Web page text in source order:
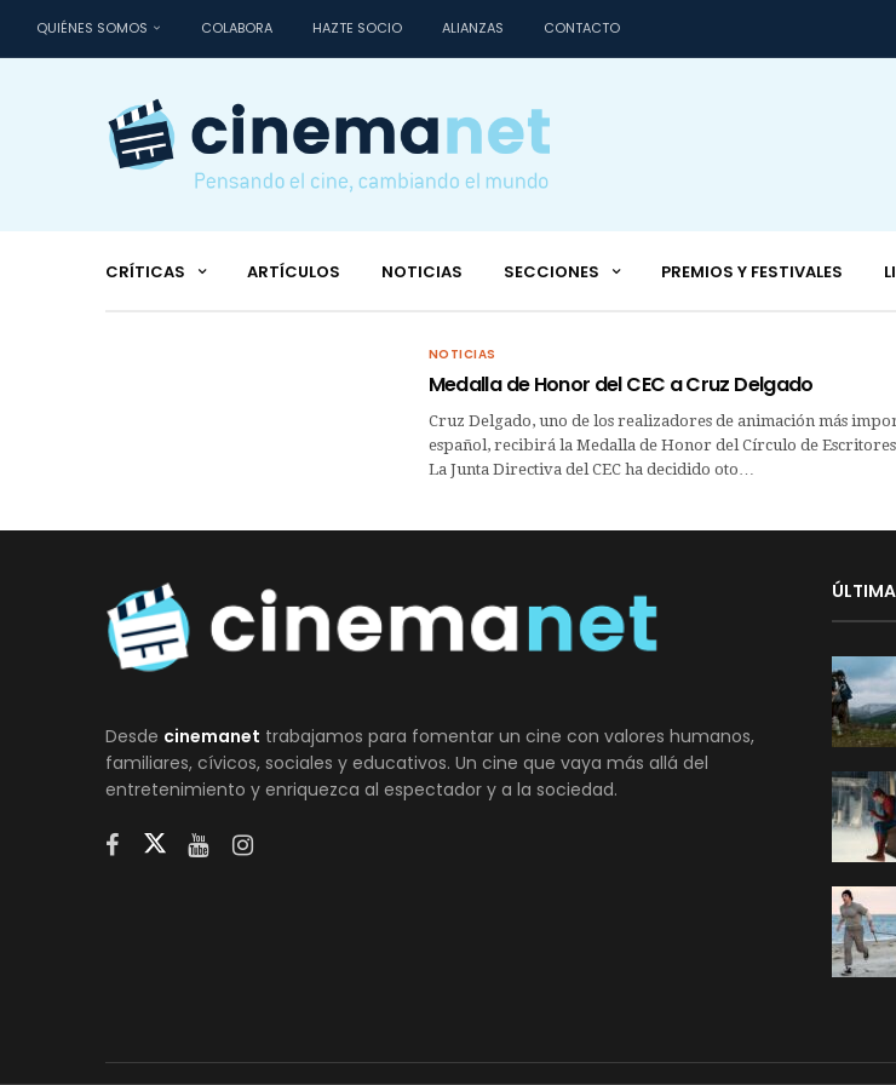
QUIÉNES SOMOS COLABORA HAZTE SOCIO ALIANZAS CONTACTO
CRÍTICAS ARTÍCULOS NOTICIAS SECCIONES PREMIOS Y FESTIVALES
NOTICIAS
Medalla de Honor del CEC a Cruz Delgado
Cruz Delgado, uno de los realizadores de animación más
español, recibirá la Medalla de Honor del Círculo de
La Junta Directiva del CEC ha decidido oto…
Desde cinemanet trabajamos para fomentar un cine con valores humanos,
familiares, cívicos, sociales y educativos. Un cine que vaya más allá del
entretenimiento y enriquezca al espectador y a la sociedad.